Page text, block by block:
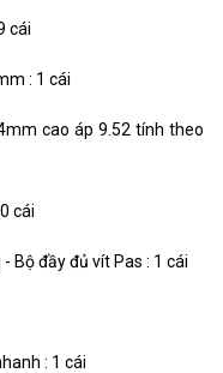
cái
: 1 cái
cao áp 9.52 tính theo
cái
Bộ đầy đủ vít Pas : 1 cái
: 1 cái